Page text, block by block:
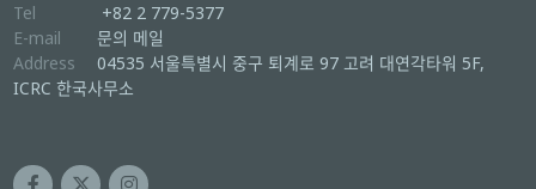
Tel
+82 2 779-5377
E-mail
문의 메일
Address
04535 서울특별시 중구 퇴계로 97 고려 대연각타워 5F,
ICRC 한국사무소